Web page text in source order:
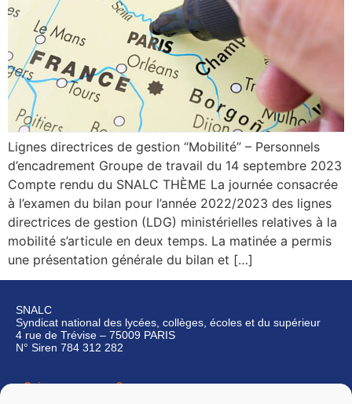
Lignes directrices de gestion “Mobilité” – Personnels
d’encadrement Groupe de travail du 14 septembre 2023
Compte rendu du SNALC THÈME La journée consacrée
à l’examen du bilan pour l’année 2022/2023 des lignes
directrices de gestion (LDG) ministérielles relatives à la
mobilité s’articule en deux temps. La matinée a permis
une présentation générale du bilan et […]
SNALC
Syndicat national des lycées, collèges, écoles et du supérieur
4 rue de Trévise – 75009 PARIS
N° Siren 784 312 282
Qui sommes-nous ?